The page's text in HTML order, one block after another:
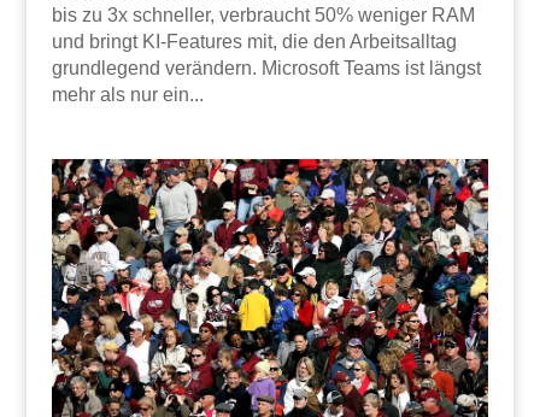
bis zu 3x schneller, verbraucht 50% weniger RAM
und bringt KI-Features mit, die den Arbeitsalltag
grundlegend verändern. Microsoft Teams ist längst
mehr als nur ein...